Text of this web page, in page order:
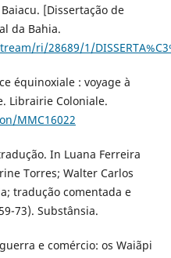
[Dissertação de
da Bahia.
ri/28689/1/
équinoxiale : voyage à
Librairie Coloniale.
MMC16022
In Luana Ferreira
Torres; Walter Carlos
tradução comentada e
73). Substânsia.
e comércio: os Waiãpi